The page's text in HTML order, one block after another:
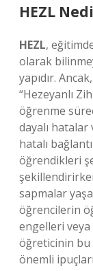
HEZL
HEZL,
olarak
yapıdır.
“Hezeyanlı
öğrenme
dayalı
hatalı
öğrendikleri
sapmalar
öğrencilerin
engelleri veya
öğreticinin bu
önemli